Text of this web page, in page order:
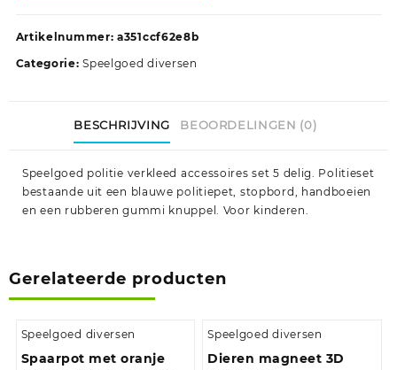
Artikelnummer: a351ccf62e8b
Categorie:Speelgoed diversen
BESCHRIJVING BEOORDELINGEN (0)
Speelgoed politie verkleed accessoires set 5 delig. Politieset
bestaande uit een blauwe politiepet, stopbord, handboeien
en een rubberen gummi knuppel. Voor kinderen.
Gerelateerde producten
Speelgoed diversen
Spaarpot met oranje
Speelgoed diversen
Dieren magneet 3D